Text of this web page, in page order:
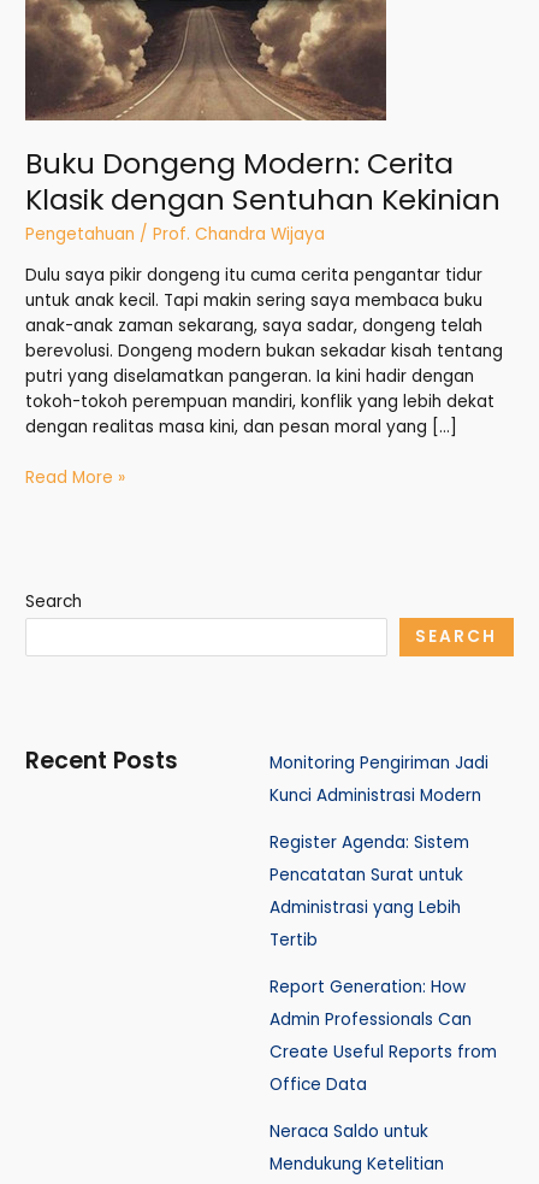
Buku Dongeng Modern: Cerita
Klasik dengan Sentuhan Kekinian
Pengetahuan /Prof. Chandra Wijaya
Dulu saya pikir dongeng itu cuma cerita pengantar tidur
untuk anak kecil. Tapi makin sering saya membaca buku
anak-anak zaman sekarang, saya sadar, dongeng telah
berevolusi. Dongeng modern bukan sekadar kisah tentang
putri yang diselamatkan pangeran. Ia kini hadir dengan
tokoh-tokoh perempuan mandiri, konflik yang lebih dekat
dengan realitas masa kini, dan pesan moral yang […]
Read More »
Search
SEARCH
Recent Posts
Monitoring Pengiriman Jadi
Kunci Administrasi Modern
Register Agenda: Sistem
Pencatatan Surat untuk
Administrasi yang Lebih
Tertib
Report Generation: How
Admin Professionals Can
Create Useful Reports from
Office Data
Neraca Saldo untuk
Mendukung Ketelitian